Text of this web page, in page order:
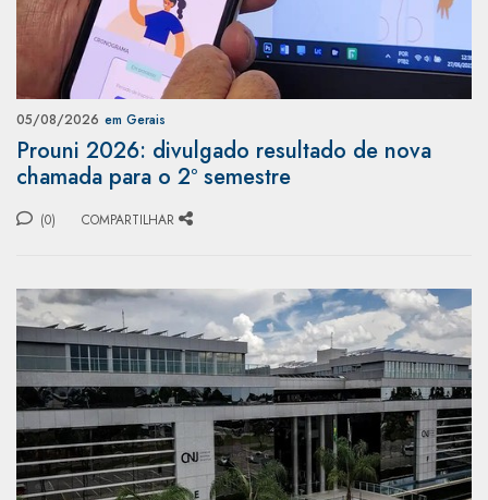
05/08/2026 em Gerais
Prouni 2026: divulgado resultado de nova
chamada para o 2º semestre
(0) COMPARTILHAR